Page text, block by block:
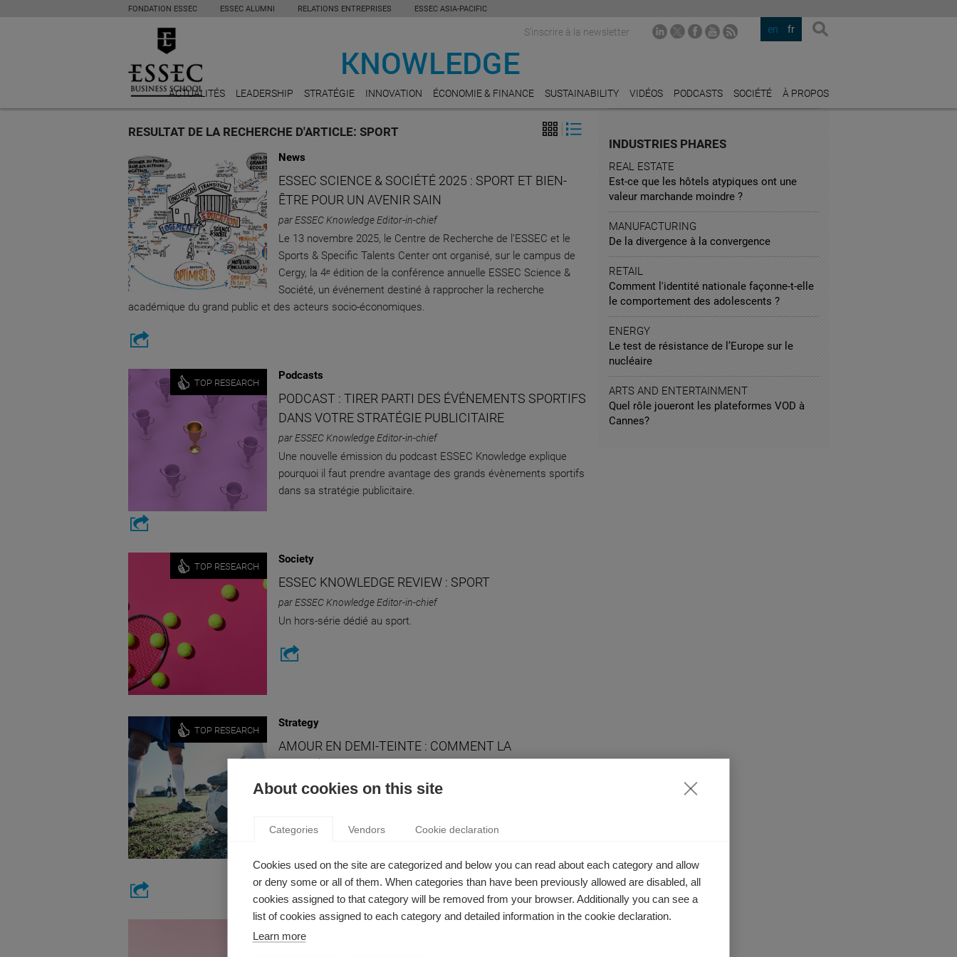
FONDATION ESSEC ESSEC ALUMNI RELATIONS ENTREPRISES ESSEC ASIA-PACIFIC
en fr
S'inscrire à la newsletter
ACTUALITÉS LEADERSHIP STRATÉGIE INNOVATION ÉCONOMIE & FINANCE SUSTAINABILITY VIDÉOS PODCASTS SOCIÉTÉ À PROPOS
RESULTAT DE LA RECHERCHE D'ARTICLE: SPORT
News
ESSEC SCIENCE & SOCIÉTÉ 2025 : SPORT ET BIEN-
ÊTRE POUR UN AVENIR SAIN
par ESSEC Knowledge Editor-in-chief
Le 13 novembre 2025, le Centre de Recherche de l’ESSEC et le
Sports & Specific Talents Center ont organisé, sur le campus de
Cergy, la 4ᵉ édition de la conférence annuelle ESSEC Science &
Société, un événement destiné à rapprocher la recherche
académique du grand public et des acteurs socio-économiques.
TOP RESEARCH
Podcasts
PODCAST : TIRER PARTI DES ÉVÉNEMENTS SPORTIFS
DANS VOTRE STRATÉGIE PUBLICITAIRE
par ESSEC Knowledge Editor-in-chief
Une nouvelle émission du podcast ESSEC Knowledge explique
pourquoi il faut prendre avantage des grands évènements sportifs
dans sa stratégie publicitaire.
TOP RESEARCH
Society
ESSEC KNOWLEDGE REVIEW : SPORT
par ESSEC Knowledge Editor-in-chief
Un hors-série dédié au sport.
TOP RESEARCH
Strategy
AMOUR EN DEMI-TEINTE : COMMENT LA
D’ÉQUIPE
Cette recherche souligne qu'il est important de garder à l'esprit
INDUSTRIES PHARES
REAL ESTATE
Est-ce que les hôtels atypiques ont une
valeur marchande moindre ?
MANUFACTURING
De la divergence à la convergence
RETAIL
Comment l'identité nationale façonne-t-elle
le comportement des adolescents ?
ENERGY
Le test de résistance de l’Europe sur le
nucléaire
ARTS AND ENTERTAINMENT
Quel rôle joueront les plateformes VOD à
Cannes?
About cookies on this site
Categories Vendors Cookie declaration
Cookies used on the site are categorized and below you can read about each category and allow
or deny some or all of them. When categories than have been previously allowed are disabled, all
cookies assigned to that category will be removed from your browser. Additionally you can see a
list of cookies assigned to each category and detailed information in the cookie declaration.
Learn more